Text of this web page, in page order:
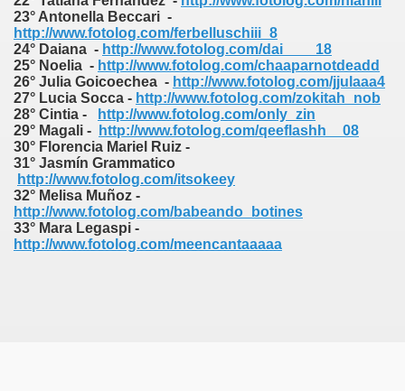
23° Antonella Beccari -
http://www.fotolog.com/ferbelluschiii_8
24° Daiana - http://www.fotolog.com/dai____18
25° Noelia - http://www.fotolog.com/chaaparnotdeadd
26° Julia Goicoechea - http://www.fotolog.com/jjulaaa4
27° Lucia Socca - http://www.fotolog.com/zokitah_nob
28° Cintia -
http://www.fotolog.com/only_zin
29° Magali -
http://www.fotolog.com/qeeflashh__08
30° Florencia Mariel Ruiz -
31° Jasmín Grammatico
http://www.fotolog.com/itsokeey
32° Melisa Muñoz -
http://www.fotolog.com/babeando_botines
33° Mara Legaspi -
http://www.fotolog.com/meencantaaaaa